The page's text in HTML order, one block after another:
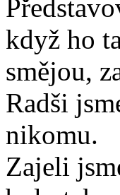
když ho
smějou,
Radši
nikomu.
Zajeli